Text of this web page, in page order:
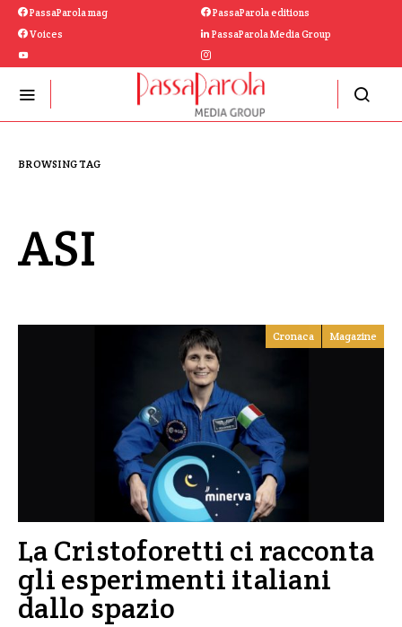
PassaParola mag
PassaParola editions
Voices
PassaParola Media Group
BROWSING TAG
ASI
Cronaca Magazine
La Cristoforetti ci racconta
gli esperimenti italiani
dallo spazio